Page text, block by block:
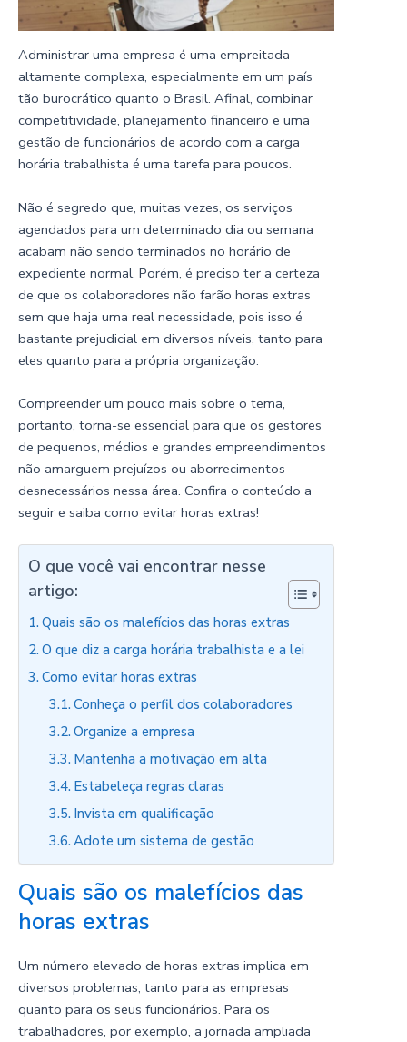
Administrar uma empresa é uma empreitada
altamente complexa, especialmente em um país
tão burocrático quanto o Brasil. Afinal, combinar
competitividade, planejamento financeiro e uma
gestão de funcionários de acordo com a carga
horária trabalhista é uma tarefa para poucos.
Não é segredo que, muitas vezes, os serviços
agendados para um determinado dia ou semana
acabam não sendo terminados no horário de
expediente normal. Porém, é preciso ter a certeza
de que os colaboradores não farão horas extras
sem que haja uma real necessidade, pois isso é
bastante prejudicial em diversos níveis, tanto para
eles quanto para a própria organização.
Compreender um pouco mais sobre o tema,
portanto, torna-se essencial para que os gestores
de pequenos, médios e grandes empreendimentos
não amarguem prejuízos ou aborrecimentos
desnecessários nessa área. Confira o conteúdo a
seguir e saiba como evitar horas extras!
O que você vai encontrar nesse
artigo:
Quais são os malefícios das horas extras
O que diz a carga horária trabalhista e a lei
Como evitar horas extras
Conheça o perfil dos colaboradores
Organize a empresa
Mantenha a motivação em alta
Estabeleça regras claras
Invista em qualificação
Adote um sistema de gestão
Quais são os malefícios das
horas extras
Um número elevado de horas extras implica em
diversos problemas, tanto para as empresas
quanto para os seus funcionários. Para os
trabalhadores, por exemplo, a jornada ampliada